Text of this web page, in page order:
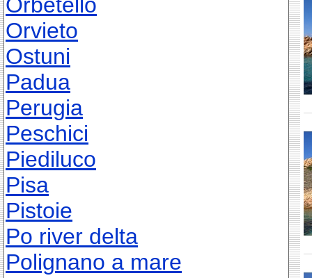
Orvieto
Ostuni
Padua
Perugia
Peschici
Piediluco
Pisa
Pistoie
Po river delta
Polignano a mare